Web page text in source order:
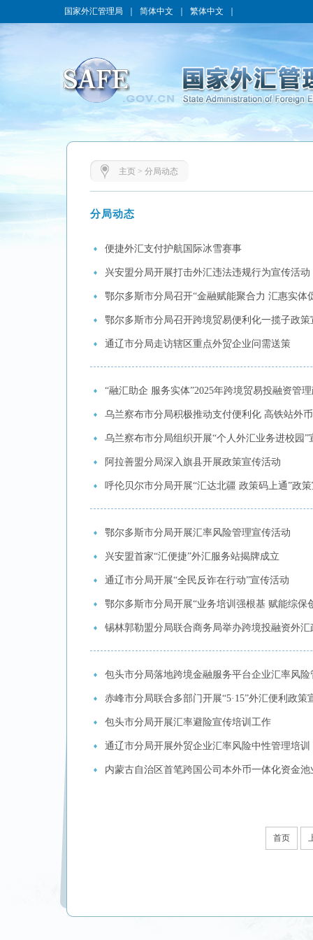
国家外汇管理局 简体中文 繁体中文
主页> 分局动态
分局动态
便捷外汇支付护航国际冰雪赛事
兴安盟分局开展打击外汇违法违规行为宣传活动
鄂尔多斯市分局召开“金融赋能聚合力 汇惠实体
鄂尔多斯市分局召开跨境贸易便利化一揽子政策
通辽市分局走访辖区重点外贸企业问需送策
“融汇助企 服务实体”2025年跨境贸易投融资管
乌兰察布市分局积极推动支付便利化 高铁站外
乌兰察布市分局组织开展“个人外汇业务进校园”
阿拉善盟分局深入旗县开展政策宣传活动
呼伦贝尔市分局开展“汇达北疆 政策码上通”政
鄂尔多斯市分局开展汇率风险管理宣传活动
兴安盟首家“汇便捷”外汇服务站揭牌成立
通辽市分局开展“全民反诈在行动”宣传活动
鄂尔多斯市分局开展“业务培训强根基 赋能综保
锡林郭勒盟分局联合商务局举办跨境投融资外汇
包头市分局落地跨境金融服务平台企业汇率风
赤峰市分局联合多部门开展“5·15”外汇便利政策
包头市分局开展汇率避险宣传培训工作
通辽市分局开展外贸企业汇率风险中性管理培训
内蒙古自治区首笔跨国公司本外币一体化资金
首页